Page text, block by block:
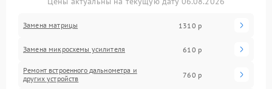
Замена матрицы 1310 р
Замена микросхемы усилителя 610 р
Ремонт встроенного дальнометра и
других устройств
760 р